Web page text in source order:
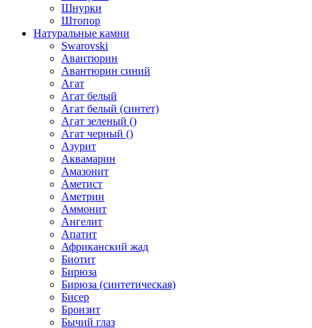
Шнурки
Штопор
Натуральные камни
Swarovski
Авантюрин
Авантюрин синий
Агат
Агат белый
Агат белый (синтет)
Агат зеленый ()
Агат черный ()
Азурит
Аквамарин
Амазонит
Аметист
Аметрин
Аммонит
Ангелит
Апатит
Африканский жад
Биотит
Бирюза
Бирюза (синтетическая)
Бисер
Бронзит
Бычий глаз